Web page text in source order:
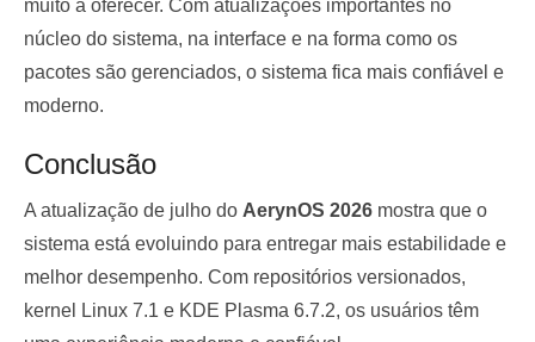
muito a oferecer. Com atualizações importantes no
núcleo do sistema, na interface e na forma como os
pacotes são gerenciados, o sistema fica mais confiável e
moderno.
Conclusão
A atualização de julho do AerynOS 2026 mostra que o
sistema está evoluindo para entregar mais estabilidade e
melhor desempenho. Com repositórios versionados,
kernel Linux 7.1 e KDE Plasma 6.7.2, os usuários têm